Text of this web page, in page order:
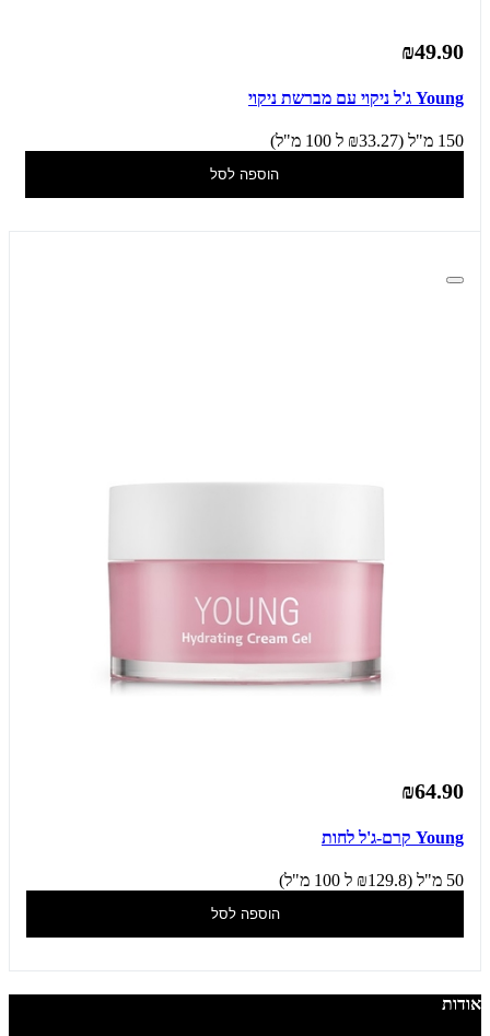
₪49.90
Young ג'ל ניקוי עם מברשת ניקוי
150 מ"ל (₪33.27 ל 100 מ"ל)
הוספה לסל
₪64.90
Young קרם-ג'ל לחות
50 מ"ל (₪129.8 ל 100 מ"ל)
הוספה לסל
אודות